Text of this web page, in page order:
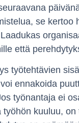
se kertoo
että
työtehtävien
ennakoida
työnantaja ei
työhön kuuluu, on